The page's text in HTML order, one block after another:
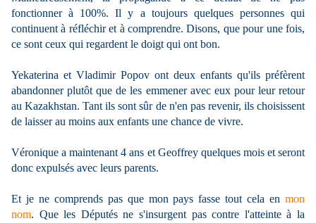
fonctionner à 100%. Il y a toujours quelques personnes qui
continuent à réfléchir et à comprendre. Disons, que pour une fois,
ce sont ceux qui regardent le doigt qui ont bon.
Yekaterina et Vladimir Popov ont deux enfants qu'ils préfèrent
abandonner plutôt que de les emmener avec eux pour leur retour
au Kazakhstan. Tant ils sont sûr de n'en pas revenir, ils choisissent
de laisser au moins aux enfants une chance de vivre.
Véronique a maintenant 4 ans et Geoffrey quelques mois et seront
donc expulsés avec leurs parents.
Et je ne comprends pas que mon pays fasse tout cela en mon
nom. Que les Députés ne s'insurgent pas contre l'atteinte à la